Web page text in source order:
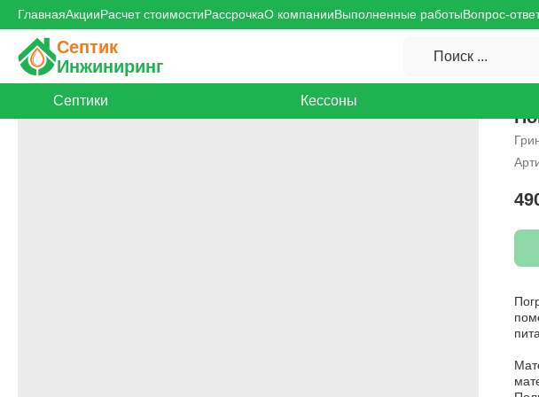
ГлавнаяАкцииРасчет стоимостиРассрочкаО компанииВыполненные работыВопрос-
Септик
Инжиниринг
Поиск ...
Септики Кессоны